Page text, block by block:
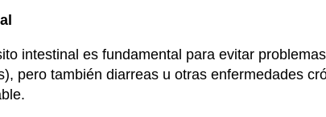
intestinal es fundamental para evitar
pero también diarreas u otras enfermedades